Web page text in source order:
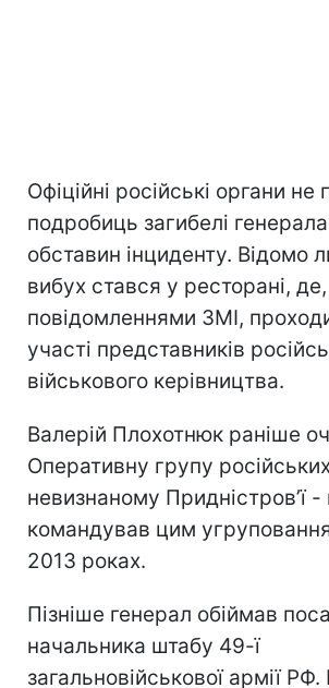
Офіційні російські органи не
подробиць загибелі
обставин інциденту. Відомо
вибух стався у ресторані,
повідомленнями ЗМІ,
участі представників
військового керівництва.
Валерій Плохотнюк раніше
Оперативну групу
невизнаному Придністров’ї -
командував цим
2013 роках.
Пізніше генерал обіймав
начальника штабу 49-ї
загальновійськової армії РФ.